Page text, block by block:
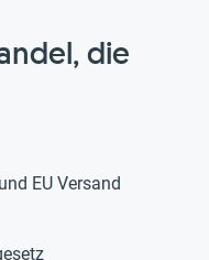
die
EU Versand